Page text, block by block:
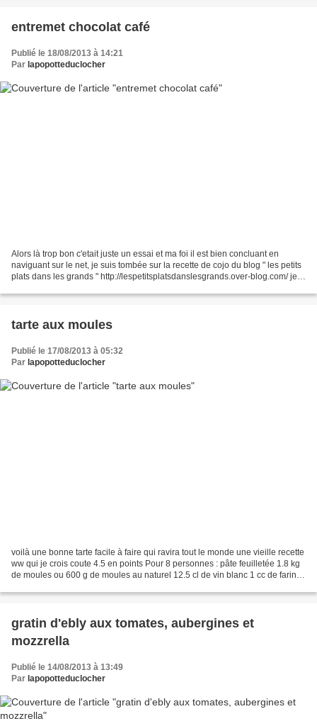
entremet chocolat café
Publié le 18/08/2013 à 14:21
Par lapopotteduclocher
Alors là trop bon c'etait juste un essai et ma foi il est bien concluant en
naviguant sur le net, je suis tombée sur la recette de cojo du blog " les petits
plats dans les grands " http://lespetitsplatsdanslesgrands.over-blog.com/ je
tarte aux moules
Publié le 17/08/2013 à 05:32
Par lapopotteduclocher
voilà une bonne tarte facile à faire qui ravira tout le monde une vieille recette
ww qui je crois coute 4.5 en points Pour 8 personnes : pâte feuilletée 1.8 kg
de moules ou 600 g de moules au naturel 12.5 cl de vin blanc 1 cc de farine
gratin d'ebly aux tomates, aubergines et
mozzrella
Publié le 14/08/2013 à 13:49
Par lapopotteduclocher